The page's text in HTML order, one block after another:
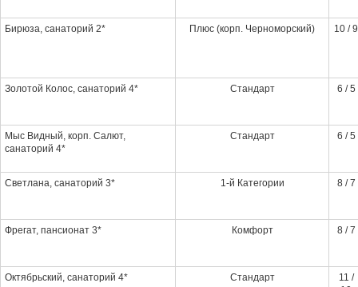
Бирюза, санаторий 2* Плюс (корп. Черноморский) 10 / 9
Золотой Колос, санаторий 4* Стандарт 6 / 5
Мыс Видный, корп. Салют,
санаторий 4*
Стандарт 6 / 5
Светлана, санаторий 3* 1-й Категории 8 / 7
Фрегат, пансионат 3* Комфорт 8 / 7
Октябрьский, санаторий 4* Стандарт
11 /